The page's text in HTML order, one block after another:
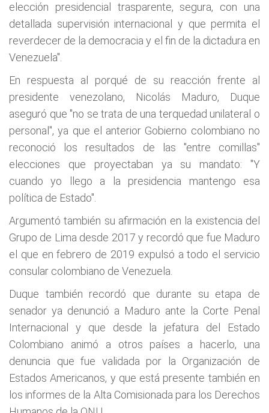
elección presidencial trasparente, segura, con una
detallada supervisión internacional y que permita el
reverdecer de la democracia y el fin de la dictadura en
Venezuela".
En respuesta al porqué de su reacción frente al
presidente venezolano, Nicolás Maduro, Duque
aseguró que "no se trata de una terquedad unilateral o
personal", ya que el anterior Gobierno colombiano no
reconoció los resultados de las "entre comillas"
elecciones que proyectaban ya su mandato: "Y
cuando yo llego a la presidencia mantengo esa
política de Estado".
Argumentó también su afirmación en la existencia del
Grupo de Lima desde 2017 y recordó que fue Maduro
el que en febrero de 2019 expulsó a todo el servicio
consular colombiano de Venezuela.
Duque también recordó que durante su etapa de
senador ya denunció a Maduro ante la Corte Penal
Internacional y que desde la jefatura del Estado
Colombiano animó a otros países a hacerlo, una
denuncia que fue validada por la Organización de
Estados Americanos, y que está presente también en
los informes de la Alta Comisionada para los Derechos